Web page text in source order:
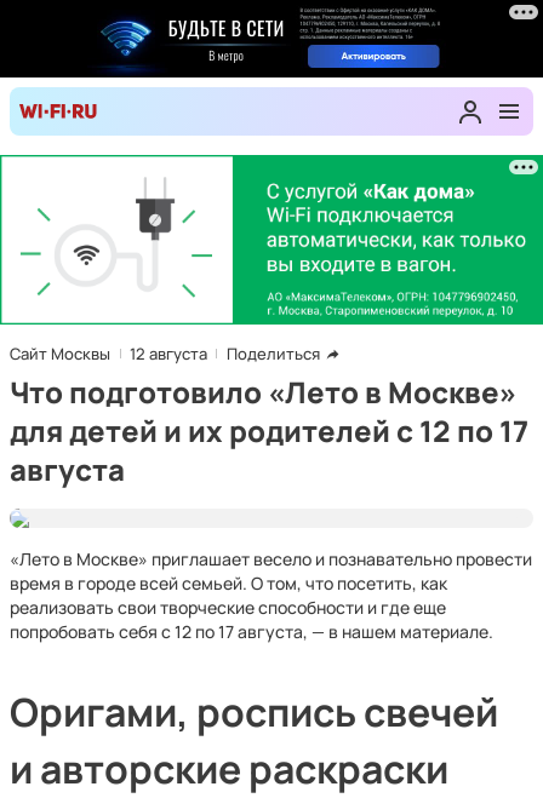
Сайт Москвы 12 августа Поделиться
Что подготовило «Лето в Москве»
для детей и их родителей с 12 по 17
августа
«Лето в Москве» приглашает весело и познавательно провести
время в городе всей семьей. О том, что посетить, как
реализовать свои творческие способности и где еще
попробовать себя с 12 по 17 августа, — в нашем материале.
Оригами, роспись свечей
и авторские раскраски